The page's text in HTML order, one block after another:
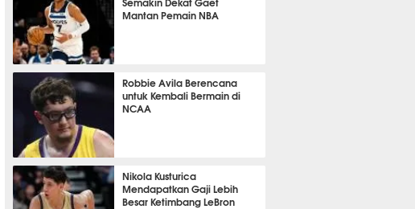
Mantan Pemain NBA
BASKET
Robbie Avila Berencana
untuk Kembali Bermain di
NCAA
BASKET
Nikola Kusturica
Mendapatkan Gaji Lebih
Besar Ketimbang LeBron